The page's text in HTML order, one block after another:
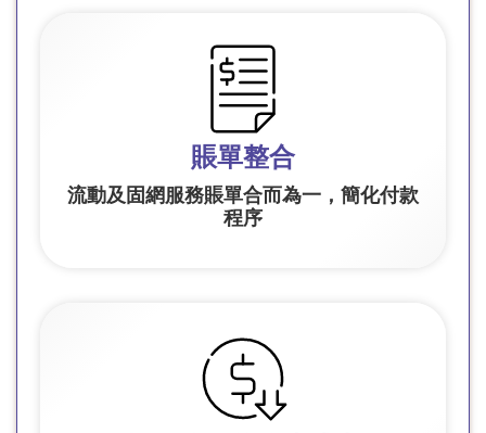
賬單整合
流動及固網服務賬單合而為一，簡化付款
程序